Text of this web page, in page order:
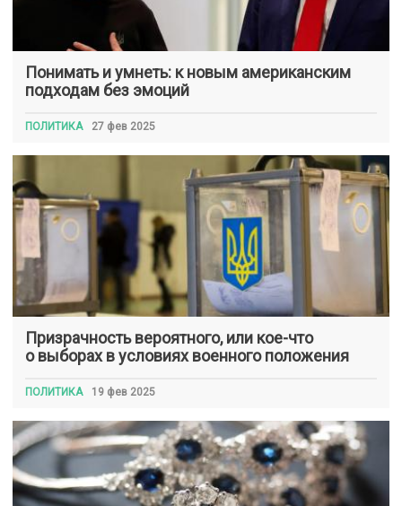
Понимать и умнеть: к новым американским
подходам без эмоций
ПОЛИТИКА 27 фев 2025
Призрачность вероятного, или кое-что
о выборах в условиях военного положения
ПОЛИТИКА 19 фев 2025